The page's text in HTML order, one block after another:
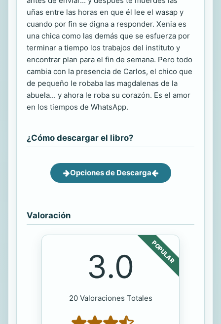
uñas entre las horas en que él lee el wasap y
cuando por fin se digna a responder. Xenia es
una chica como las demás que se esfuerza por
terminar a tiempo los trabajos del instituto y
encontrar plan para el fin de semana. Pero todo
cambia con la presencia de Carlos, el chico que
de pequeño le robaba las magdalenas de la
abuela... y ahora le roba su corazón. Es el amor
en los tiempos de WhatsApp.
¿Cómo descargar el libro?
Opciones de Descarga
Valoración
POPULAR
3.0
20 Valoraciones Totales